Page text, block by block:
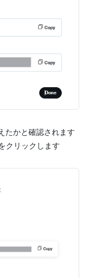
たかと確認されます
クリックします